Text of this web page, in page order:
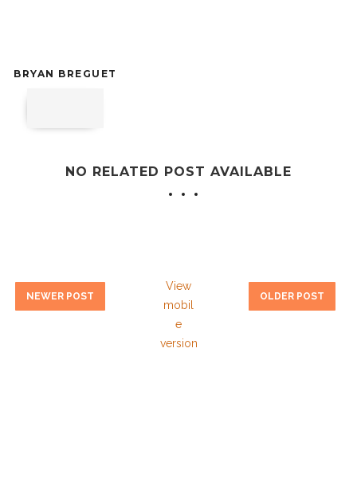
BRYAN BREGUET
NO RELATED POST AVAILABLE
NEWER POST OLDER POST
View
mobil
e
version